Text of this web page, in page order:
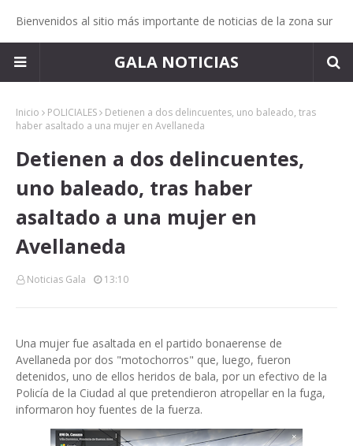
Bienvenidos al sitio más importante de noticias de la zona sur
GALA NOTICIAS
Inicio POLICIALES
Detienen a dos delincuentes, uno baleado, tras
haber asaltado a una mujer en Avellaneda
Detienen a dos delincuentes,
uno baleado, tras haber
asaltado a una mujer en
Avellaneda
Noticias Gala 13:10
Una mujer fue asaltada en el partido bonaerense de
Avellaneda por dos "motochorros" que, luego, fueron
detenidos, uno de ellos heridos de bala, por un efectivo de la
Policía de la Ciudad al que pretendieron atropellar en la fuga,
informaron hoy fuentes de la fuerza.